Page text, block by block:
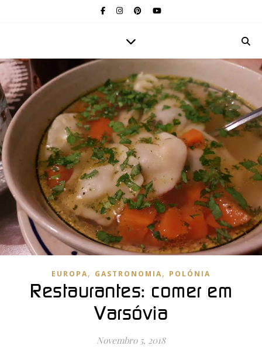
EUROPA, GASTRONOMIA, POLÓNIA
Restaurantes: comer em
Varsóvia
Novembro 5, 2018